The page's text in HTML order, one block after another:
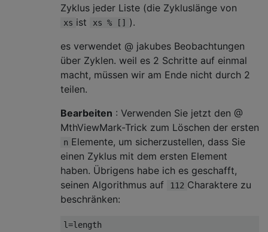
Zyklus jeder Liste (die Zykluslänge von
xs ist xs % []
).
es verwendet @ jakubes Beobachtungen
über Zyklen. weil es 2 Schritte auf einmal
macht, müssen wir am Ende nicht durch 2
teilen.
Bearbeiten : Verwenden Sie jetzt den @
MthViewMark-Trick zum Löschen der ersten
n Elemente, um sicherzustellen, dass Sie
einen Zyklus mit dem ersten Element
haben. Übrigens habe ich es geschafft,
seinen Algorithmus auf
112 Charaktere zu
beschränken:
l=length